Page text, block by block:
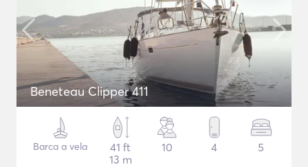
Beneteau Clipper 411
Barca a vela
41 ft
13 m
10 4 5